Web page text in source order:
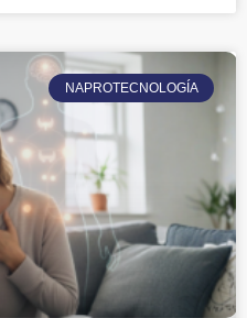
NAPROTECNOLOGÍA